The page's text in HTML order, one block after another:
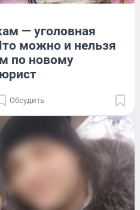
— уголовная
можно и нельзя
по новому
Обсудить